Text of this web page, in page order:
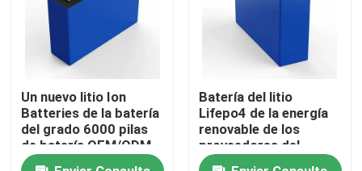
noticias
Todos los casos
almacenamiento de la batería del hogar
Sistemas de almacenamiento de baterías
Un nuevo litio Ion
Batteries de la batería
del grado 6000 pilas
de batería OEM/ODM
de los ciclos 3.2v
Batería del litio
Lifepo4 de la energía
renovable de los
proveedores del
almacenamiento de